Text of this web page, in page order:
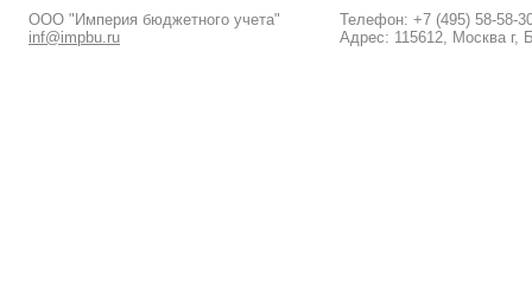
ООО "Империя бюджетного учета"
inf@impbu.ru
Телефон: +7 (495) 58-58-
Адрес: 115612, Москва г,